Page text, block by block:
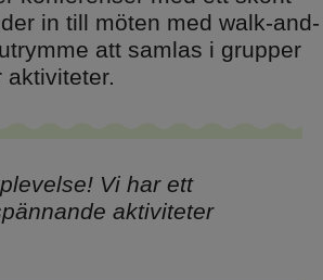
in till möten med walk-and-
att samlas i grupper
aktiviteter.
Vi har ett
aktiviteter